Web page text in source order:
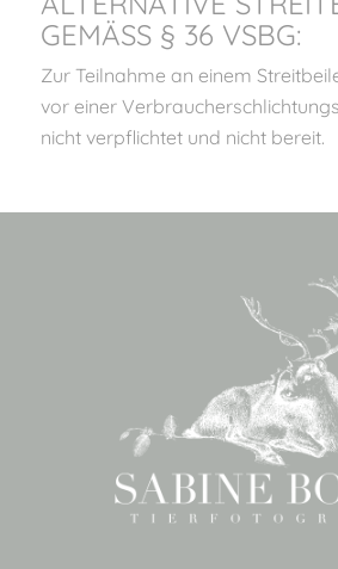
GEMÄSS § 36 VSBG:
Zur Teilnahme an einem
vor einer
nicht verpflichtet und nicht bereit.